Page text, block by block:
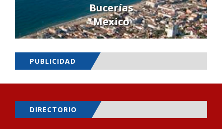
Bucerías
Mexico
PUBLICIDAD
DIRECTORIO